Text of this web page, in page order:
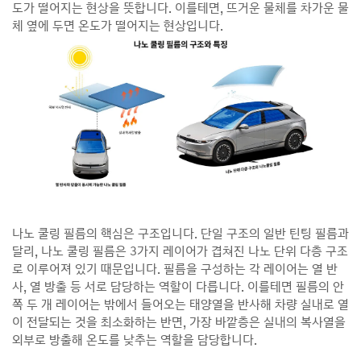
도가 떨어지는 현상을 뜻합니다. 이를테면, 뜨거운 물체를 차가운 물
체 옆에 두면 온도가 떨어지는 현상입니다.
나노 쿨링 필름의 핵심은 구조입니다. 단일 구조의 일반 틴팅 필름과
달리, 나노 쿨링 필름은 3가지 레이어가 겹쳐진 나노 단위 다층 구조
로 이루어져 있기 때문입니다. 필름을 구성하는 각 레이어는 열 반
사, 열 방출 등 서로 담당하는 역할이 다릅니다. 이를테면 필름의 안
쪽 두 개 레이어는 밖에서 들어오는 태양열을 반사해 차량 실내로 열
이 전달되는 것을 최소화하는 반면, 가장 바깥층은 실내의 복사열을
외부로 방출해 온도를 낮추는 역할을 담당합니다.